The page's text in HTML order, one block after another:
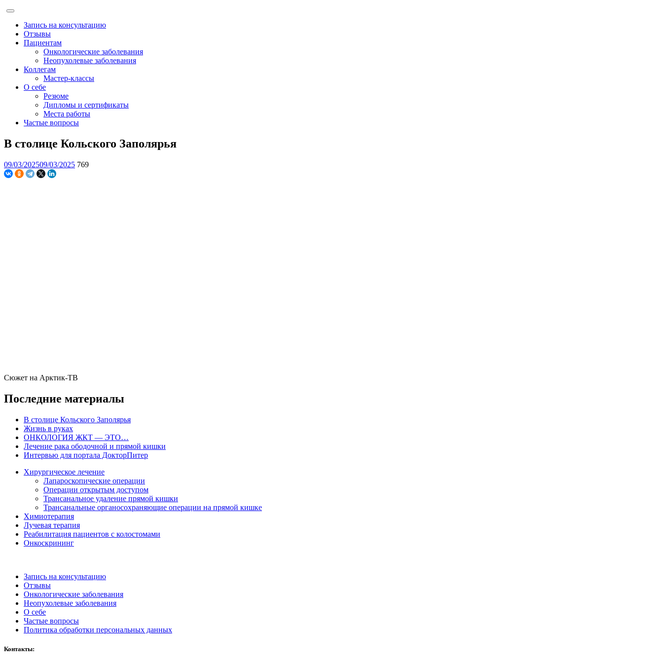
Запись на консультацию
Отзывы
Пациентам
Онкологические заболевания
Неопухолевые заболевания
Коллегам
Мастер-классы
О себе
Резюме
Дипломы и сертификаты
Места работы
Частые вопросы
В столице Кольского Заполярья
09/03/202509/03/2025 769
Сюжет на Арктик-ТВ
Последние материалы
В столице Кольского Заполярья
Жизнь в руках
ОНКОЛОГИЯ ЖКТ — ЭТО…
Лечение рака ободочной и прямой кишки
Интервью для портала ДокторПитер
Хирургическое лечение
Лапароскопические операции
Операции открытым доступом
Трансанальное удаление прямой кишки
Трансанальные органосохраняющие операции на прямой кишке
Химиотерапия
Лучевая терапия
Реабилитация пациентов с колостомами
Онкоскрининг
Запись на консультацию
Отзывы
Онкологические заболевания
Неопухолевые заболевания
О себе
Частые вопросы
Политика обработки персональных данных
Контакты: